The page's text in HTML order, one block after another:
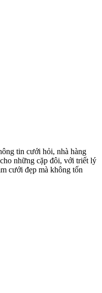
tin cưới hỏi, nhà hàng
những cặp đôi, với triết lý
cưới đẹp mà không tốn